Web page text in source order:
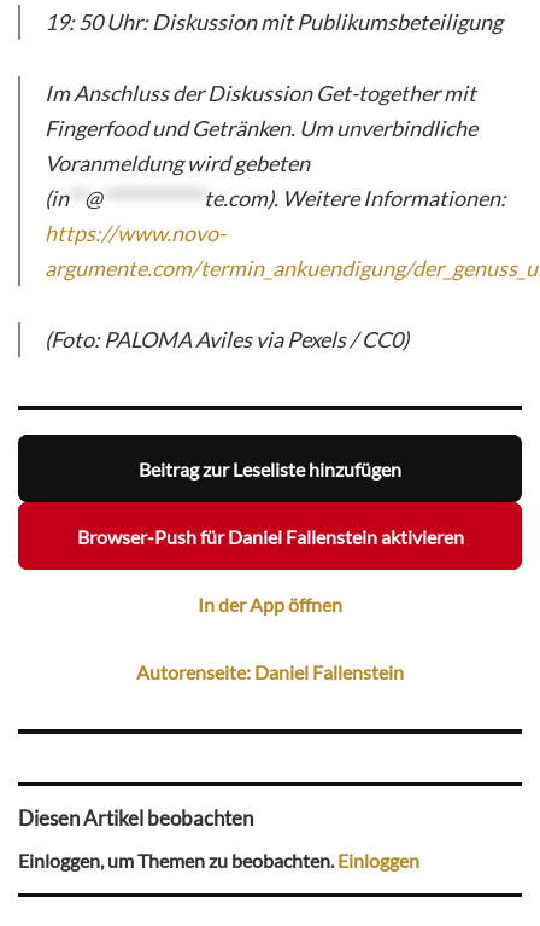
19: 50 Uhr: Diskussion mit Publikumsbeteiligung
Im Anschluss der Diskussion Get-together mit
Fingerfood und Getränken. Um unverbindliche
Voranmeldung wird gebeten
(in** @************ te.com). Weitere Informationen:
https://www.novo-
argumente.com/termin_ankuendigung/
(Foto: PALOMA Aviles via Pexels / CC0)
Beitrag zur Leseliste hinzufügen
Browser-Push für Daniel Fallenstein aktivieren
In der App öffnen
Autorenseite: Daniel Fallenstein
Diesen Artikel beobachten
Einloggen, um Themen zu beobachten.Einloggen